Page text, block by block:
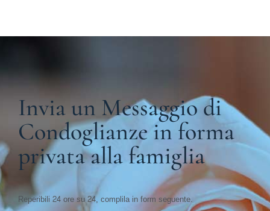
Invia un Messaggio di
Condoglianze in forma
privata alla famiglia
Reperibili 24 ore su 24, complila in form seguente.